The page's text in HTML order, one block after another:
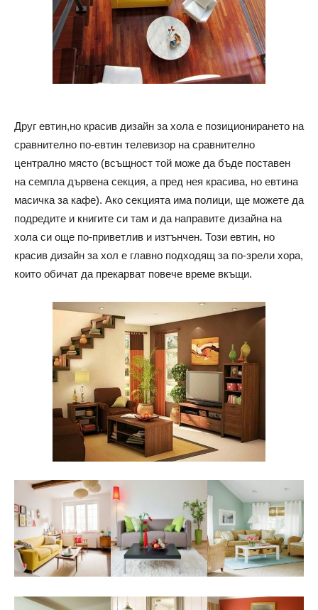
Друг евтин,но красив дизайн за хола е позиционирането на
сравнително по-евтин телевизор на сравнително
централно място (всъщност той може да бъде поставен
на семпла дървена секция, а пред нея красива, но евтина
масичка за кафе). Ако секцията има полици, ще можете да
подредите и книгите си там и да направите дизайна на
хола си още по-приветлив и изтънчен. Този евтин, но
красив дизайн за хол е главно подходящ за по-зрели хора,
които обичат да прекарват повече време вкъщи.